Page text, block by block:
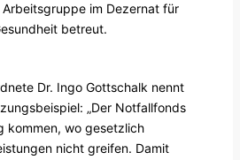
im Dezernat für
betreut.
Dr. Ingo Gottschalk nennt
„Der Notfallfonds
kommen, wo gesetzlich
nicht greifen. Damit